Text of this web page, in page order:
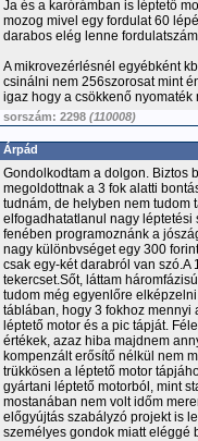
Ja és a karórámban is léptető
mozog mivel egy fordulat 60
darabos elég lenne
A mikrovezérlésnél egyébként
csinálni nem 256szorosat mint
igaz hogy a csökkenő
sorszám: 2298 (110008)
Árpád
Gondolkodtam a dolgon. Biztos
megoldottnak a 3 fok alatti
tudnám, de helyben nem tudom
elfogadhatatlanul nagy léptetési
fenében programoznánk a
nagy különbvséget egy 300
csak egy-két darabról van szó.A
tekercset.Sőt, láttam
tudom még egyenlőre
táblában, hogy 3 fokhoz mennyi
léptető motor és a pic tápját.
értékek, azaz hiba majdnem
kompenzált erősítő nélkül nem
trükkösen a léptető motor
gyártani léptető motorból, mint
mostanában nem volt időm
előgyújtás szabályzó projekt is
személyes gondok miatt eléggé